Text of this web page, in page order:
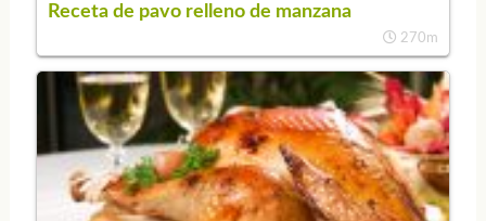
Receta de pavo relleno de manzana
270m